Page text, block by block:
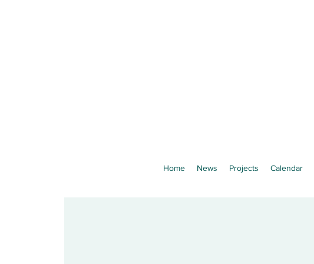
Home News Projects Calendar